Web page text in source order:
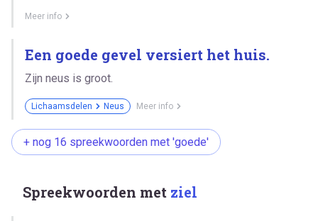
Meer info
Een goede gevel versiert het huis.
Zijn neus is groot.
Lichaamsdelen Neus Meer info
+ nog 16 spreekwoorden met 'goede'
Spreekwoorden met ziel